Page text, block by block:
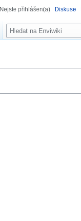
Nejste přihlášen(a) Diskuse
H
l
á
í